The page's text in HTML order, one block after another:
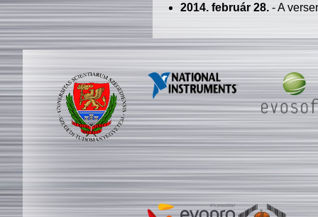
2014. február 28.- A